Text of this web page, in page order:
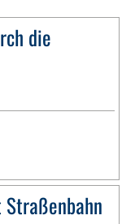
die